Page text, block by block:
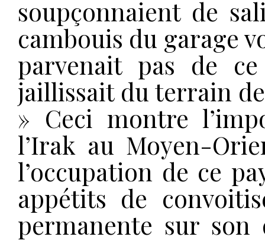
soupçonnaient de
cambouis du garage
parvenait pas de
jaillissait du terrain
» Ceci montre
l’Irak au Moyen-
l’occupation de ce
appétits de
permanente sur son